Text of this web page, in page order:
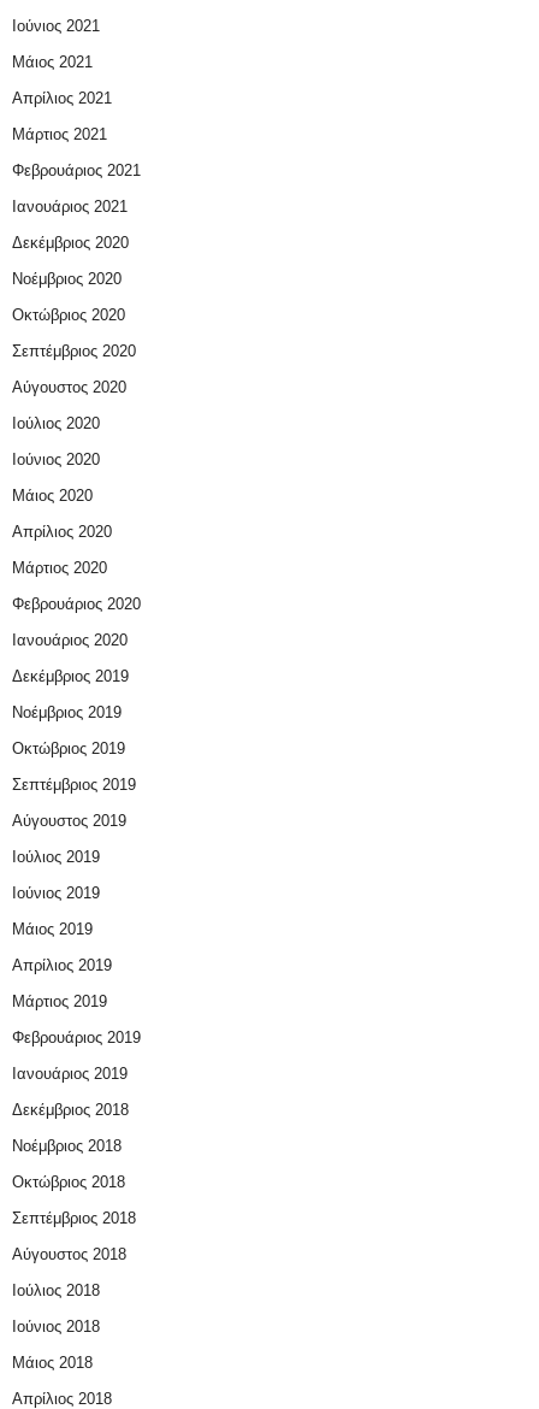
Ιούνιος 2021
Μάιος 2021
Απρίλιος 2021
Μάρτιος 2021
Φεβρουάριος 2021
Ιανουάριος 2021
Δεκέμβριος 2020
Νοέμβριος 2020
Οκτώβριος 2020
Σεπτέμβριος 2020
Αύγουστος 2020
Ιούλιος 2020
Ιούνιος 2020
Μάιος 2020
Απρίλιος 2020
Μάρτιος 2020
Φεβρουάριος 2020
Ιανουάριος 2020
Δεκέμβριος 2019
Νοέμβριος 2019
Οκτώβριος 2019
Σεπτέμβριος 2019
Αύγουστος 2019
Ιούλιος 2019
Ιούνιος 2019
Μάιος 2019
Απρίλιος 2019
Μάρτιος 2019
Φεβρουάριος 2019
Ιανουάριος 2019
Δεκέμβριος 2018
Νοέμβριος 2018
Οκτώβριος 2018
Σεπτέμβριος 2018
Αύγουστος 2018
Ιούλιος 2018
Ιούνιος 2018
Μάιος 2018
Απρίλιος 2018